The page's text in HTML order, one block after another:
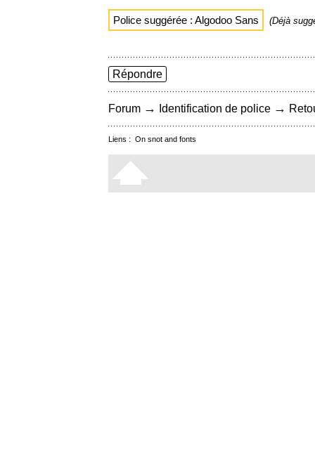
Police suggérée : Algodoo Sans (Déjà
Répondre
Forum → Identification de police →
Liens : On snot and fonts